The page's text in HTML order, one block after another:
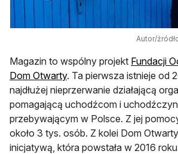
Autor/
Magazin to wspólny projekt Fundacji
Dom Otwarty. Ta pierwsza istnieje od
najdłużej nieprzerwanie działającą
pomagającą uchodźcom i
przebywającym w Polsce. Z jej
około 3 tys. osób. Z kolei Dom
inicjatywą, która powstała w 2016